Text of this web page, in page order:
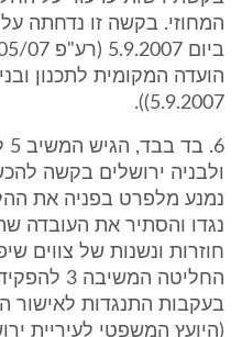
המחוזי. בקשה זו נדחתה
הועדה המקומית לתכנון
5.9.2007)).
ולבניה ירושלים בקשה
נמנע מלפרט בפניה את
נגדו והסתיר את העובדה
החליטה